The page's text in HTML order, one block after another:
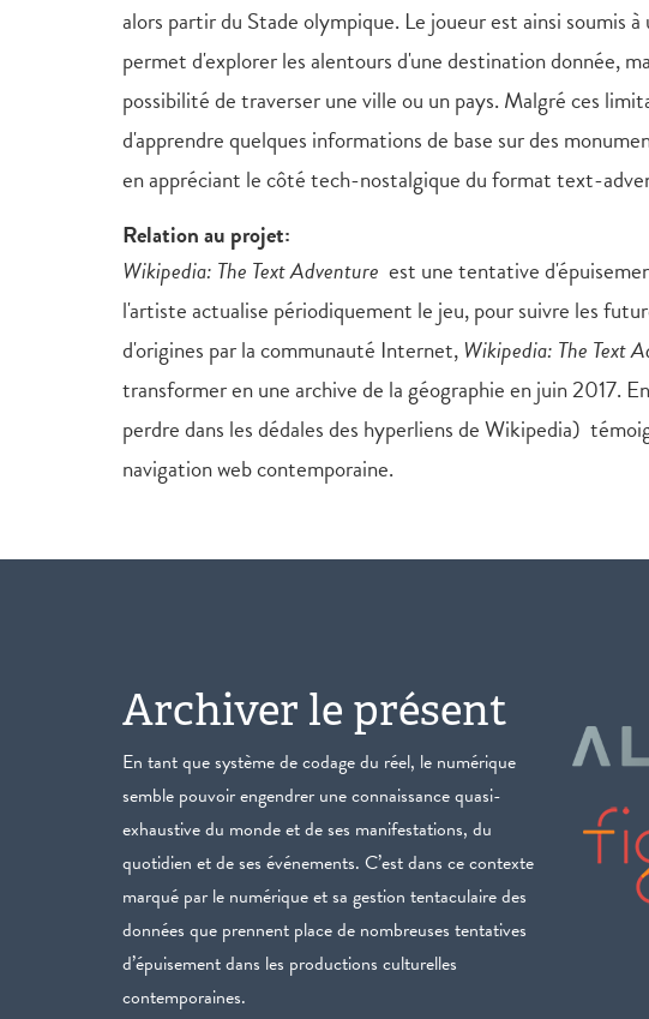
alors partir du Stade olympique. Le joueur est ainsi soumis
permet d'explorer les alentours d'une destination donnée,
possibilité de traverser une ville ou un pays. Malgré ces
d'apprendre quelques informations de base sur des
en appréciant le côté tech-nostalgique du format text-
Relation au projet:
Wikipedia: The Text Adventure est une tentative
l'artiste actualise périodiquement le jeu, pour suivre les
d'origines par la communauté Internet,Wikipedia: The Text
transformer en une archive de la géographie en juin 2017.
perdre dans les dédales des hyperliens de Wikipedia)
navigation web contemporaine.
Archiver le présent
En tant que système de codage du réel, le numérique
semble pouvoir engendrer une connaissance quasi-
exhaustive du monde et de ses manifestations, du
quotidien et de ses événements. C’est dans ce contexte
marqué par le numérique et sa gestion tentaculaire des
données que prennent place de nombreuses tentatives
d’épuisement dans les productions culturelles
contemporaines.